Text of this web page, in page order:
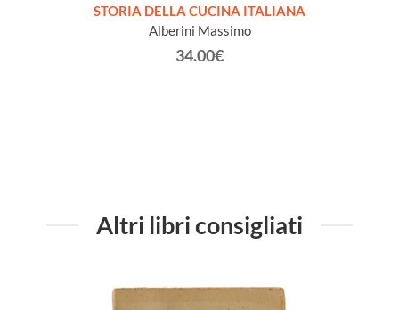
STORIA DELLA CUCINA ITALIANA
Alberini Massimo
34.00€
Altri libri consigliati